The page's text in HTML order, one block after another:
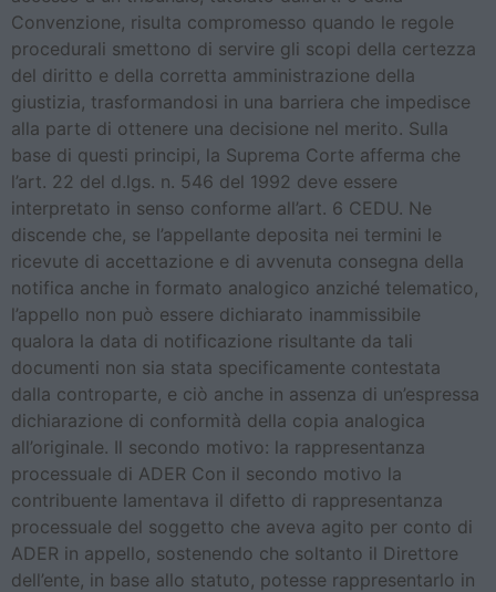
Convenzione, risulta compromesso quando le regole
procedurali smettono di servire gli scopi della certezza
del diritto e della corretta amministrazione della
giustizia, trasformandosi in una barriera che impedisce
alla parte di ottenere una decisione nel merito. Sulla
base di questi principi, la Suprema Corte afferma che
l’art. 22 del d.lgs. n. 546 del 1992 deve essere
interpretato in senso conforme all’art. 6 CEDU. Ne
discende che, se l’appellante deposita nei termini le
ricevute di accettazione e di avvenuta consegna della
notifica anche in formato analogico anziché telematico,
l’appello non può essere dichiarato inammissibile
qualora la data di notificazione risultante da tali
documenti non sia stata specificamente contestata
dalla controparte, e ciò anche in assenza di un’espressa
dichiarazione di conformità della copia analogica
all’originale. Il secondo motivo: la rappresentanza
processuale di ADER Con il secondo motivo la
contribuente lamentava il difetto di rappresentanza
processuale del soggetto che aveva agito per conto di
ADER in appello, sostenendo che soltanto il Direttore
dell’ente, in base allo statuto, potesse rappresentarlo in